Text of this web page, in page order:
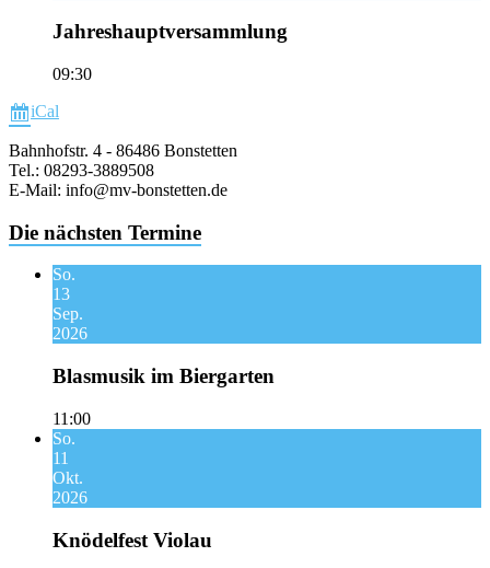
Jahreshauptversammlung
09:30
iCal
Bahnhofstr. 4 - 86486 Bonstetten
Tel.: 08293-3889508
E-Mail: info@mv-bonstetten.de
Die nächsten Termine
So.
13
Sep.
2026
Blasmusik im Biergarten
11:00
So.
11
Okt.
2026
Knödelfest Violau